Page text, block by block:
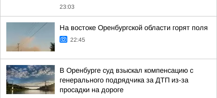
23:03
На востоке Оренбургской области горят поля
22:45
В Оренбурге суд взыскал компенсацию с
генерального подрядчика за ДТП из-за
просадки на дороге